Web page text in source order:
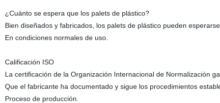
¿Cuánto se espera que los palets de plástico?
Bien diseñados y fabricados, los palets de plástico pueden
En condiciones normales de uso.
Calificación ISO
La certificación de la Organización Internacional de Normalización
Que el fabricante ha documentado y sigue los procedimientos
Proceso de producción.